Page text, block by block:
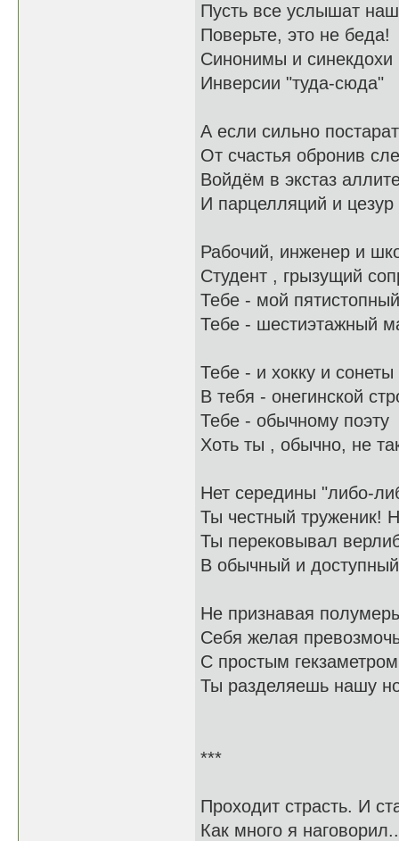
Пусть все услышат
Поверьте, это не беда!
Синонимы и синекдохи
Инверсии "туда-сюда"
А если сильно
От счастья обронив
Войдём в экстаз
И парцелляций и цезур
Рабочий, инженер и
Студент , грызущий
Тебе - мой
Тебе - шестиэтажный
Тебе - и хокку и сонеты
В тебя - онегинской
Тебе - обычному поэту
Хоть ты , обычно, не
Нет середины "либо-
Ты честный труженик!
Ты перековывал
В обычный и
Не признавая
Себя желая
С простым
Ты разделяешь нашу
***
Проходит страсть. И
Как много я